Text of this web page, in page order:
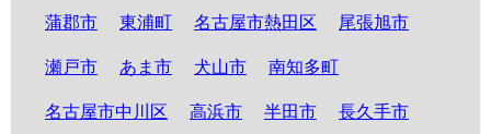
蒲郡市 東浦町 名古屋市熱田区 尾張旭市
瀬戸市 あま市 犬山市 南知多町
名古屋市中川区 高浜市 半田市 長久手市